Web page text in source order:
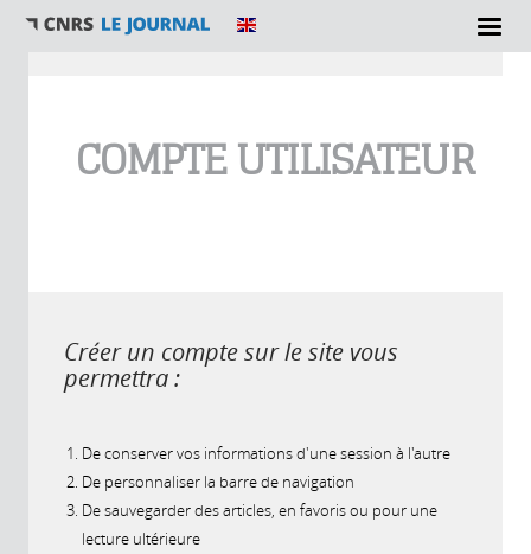
COMPTE UTILISATEUR
Créer un compte sur le site vous
permettra :
De conserver vos informations d'une session à l'autre
De personnaliser la barre de navigation
De sauvegarder des articles, en favoris ou pour une
lecture ultérieure